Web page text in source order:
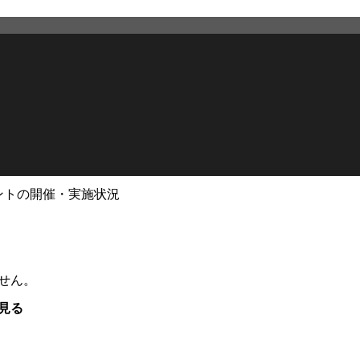
トの開催・実施状況
ん。
る